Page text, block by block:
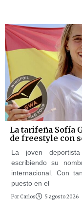
La tarifeña Sofía
de freestyle con
La joven
escribiendo su
internacional. Con
puesto en el
Por Carlos 5 agosto 2026